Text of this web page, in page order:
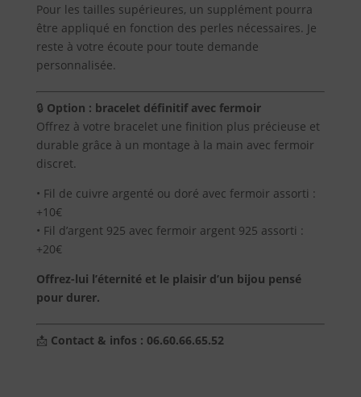
Pour les tailles supérieures, un supplément pourra
être appliqué en fonction des perles nécessaires. Je
reste à votre écoute pour toute demande
personnalisée.
🔒 Option : bracelet définitif avec fermoir
Offrez à votre bracelet une finition plus précieuse et
durable grâce à un montage à la main avec fermoir
discret.
• Fil de cuivre argenté ou doré avec fermoir assorti :
+10€
• Fil d’argent 925 avec fermoir argent 925 assorti :
+20€
Offrez-lui l’éternité et le plaisir d’un bijou pensé
pour durer.
📩 Contact & infos : 06.60.66.65.52